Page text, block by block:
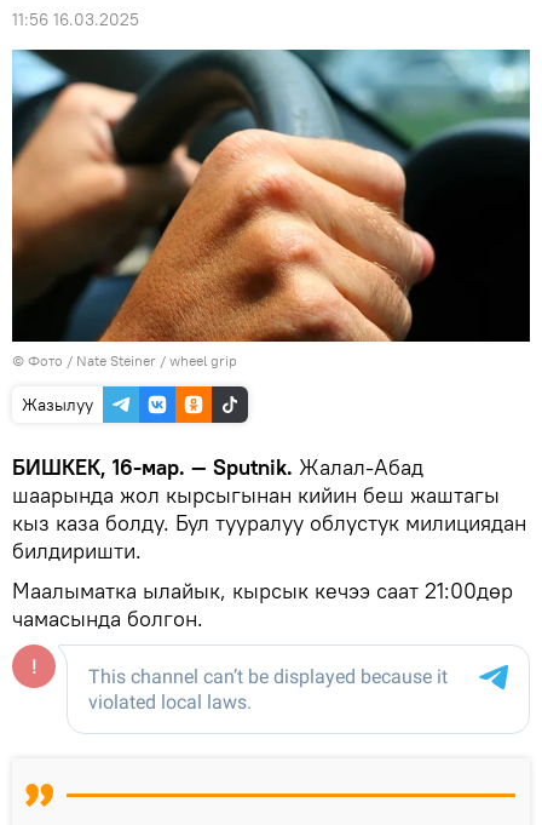
11:56 16.03.2025
© Фото / Nate Steiner / wheel grip
Жазылуу
БИШКЕК, 16-мар. — Sputnik. Жалал-Абад
шаарында жол кырсыгынан кийин беш жаштагы
кыз каза болду. Бул тууралуу облустук милициядан
билдиришти.
Маалыматка ылайык, кырсык кечээ саат 21:00дөр
чамасында болгон.